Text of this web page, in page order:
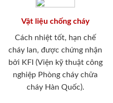
Vật liệu chống cháy
Cách nhiệt tốt, hạn chế
cháy lan, được chứng nhận
bởi KFI (Viện kỹ thuật công
nghiệp Phòng cháy chữa
cháy Hàn Quốc).